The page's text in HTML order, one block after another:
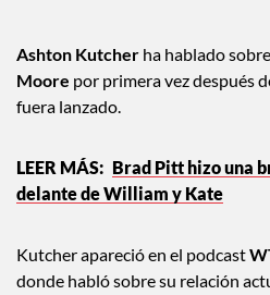
Ashton Kutcher ha hablado
Moore por primera vez después
fuera lanzado.
Brad Pitt hizo una
delante de William y Kate
Kutcher apareció en el podcast
donde habló sobre su relación